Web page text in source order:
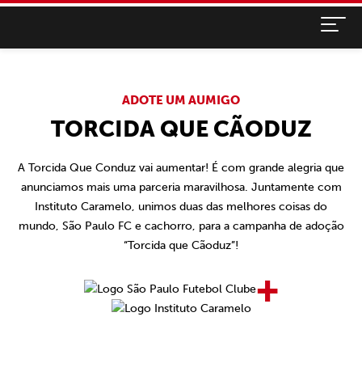
ADOTE UM AUMIGO
TORCIDA QUE CÃODUZ
A Torcida Que Conduz vai aumentar! É com grande alegria que
anunciamos mais uma parceria maravilhosa. Juntamente com
Instituto Caramelo, unimos duas das melhores coisas do
mundo, São Paulo FC e cachorro, para a campanha de adoção
“Torcida que Cãoduz”!
+